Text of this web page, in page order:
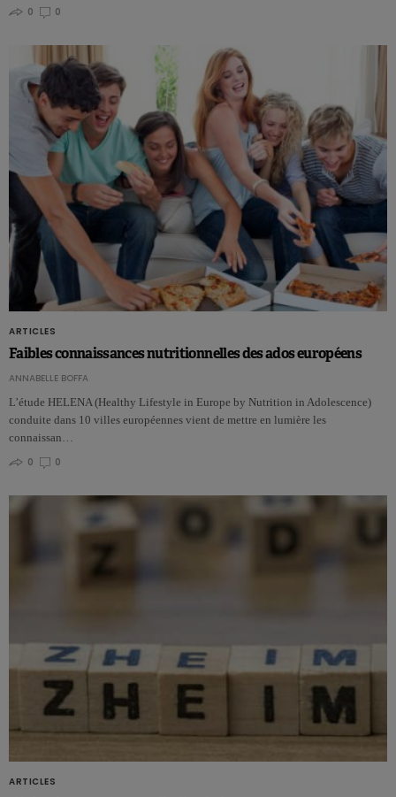
0
0
ARTICLES
Faibles connaissances nutritionnelles des ados européens
ANNABELLE BOFFA
L’étude HELENA (Healthy Lifestyle in Europe by Nutrition in Adolescence)
conduite dans 10 villes européennes vient de mettre en lumière les
connaissan…
0
0
ARTICLES